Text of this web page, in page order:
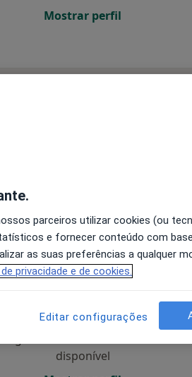
Mostrar perfil
Amanhã Sáb,
disponível
parceiros utilizar cookies (ou
e fornecer conteúdo com
as suas preferências a qualquer
privacidade e de cookies.
Editar configurações